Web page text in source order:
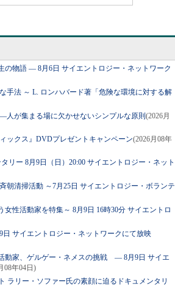
の物語 ― 8月6日 サイエントロジー・ネットワーク
手法 ～ L. ロンハバード著「危険な環境に対する解
が集まる場に欠かせないシンプルな原則 (2026月
ックス』DVDプレゼントキャンペーン(2026月08年
リー 8月9日（日）20:00 サイエントロジー・ネット
朝清掃活動 ～7月25日 サイエントロジー・ボランテ
性活動家を特集～ 8月9日 16時30分 サイエントロ
サイエントロジー・ネットワークにて放映
動家、ゲルゲー・ネメスの挑戦 ― 8月9日 サイエ
08年04日)
ラリー・ソファー氏の素顔に迫るドキュメンタリ